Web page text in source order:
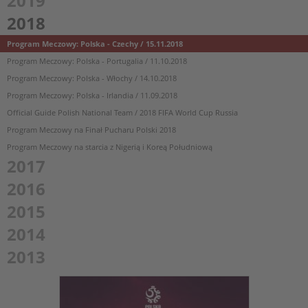
2018
Program Meczowy: Polska - Czechy / 15.11.2018
Program Meczowy: Polska - Portugalia / 11.10.2018
Program Meczowy: Polska - Włochy / 14.10.2018
Program Meczowy: Polska - Irlandia / 11.09.2018
Official Guide Polish National Team / 2018 FIFA World Cup Russia
Program Meczowy na Finał Pucharu Polski 2018
Program Meczowy na starcia z Nigerią i Koreą Południową
2017
2016
2015
2014
2013